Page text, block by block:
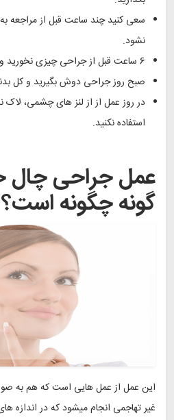
سعی کنید چند ساعت قبل از مراجعه
نشود.
6 ساعت قبل از جراحی چیزی نخورید و ننوشید.
صبح روز جراحی دوش بگیرید و کل
در روز عمل از از لنز های چشمی، لاک
استفاده نکنید.
عمل جراحی چال
گونه چگونه است؟
این عمل از عمل هایی است که هم به
غیر تهاجمی انجام میشود که در اندازه